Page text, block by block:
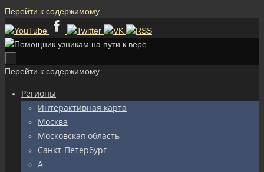
Перейти к содержимому
Перейти к содержимому
Регионы
Интерактивная карта
Москва
Московская область
Санкт-Петербург
А_________________